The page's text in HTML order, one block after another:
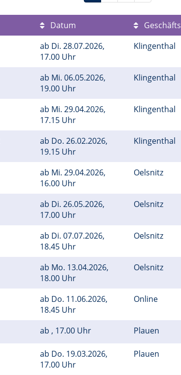
Datum
ab Di. 28.07.2026,
17.00 Uhr
Klingenthal
ab Mi. 06.05.2026,
19.00 Uhr
Klingenthal
ab Mi. 29.04.2026,
17.15 Uhr
Klingenthal
ab Do. 26.02.2026,
19.15 Uhr
Klingenthal
ab Mi. 29.04.2026,
16.00 Uhr
Oelsnitz
ab Di. 26.05.2026,
17.00 Uhr
Oelsnitz
ab Di. 07.07.2026,
18.45 Uhr
Oelsnitz
ab Mo. 13.04.2026,
18.00 Uhr
Oelsnitz
ab Do. 11.06.2026,
18.45 Uhr
Online
ab , 17.00 Uhr Plauen
ab Do. 19.03.2026,
17.00 Uhr
Plauen